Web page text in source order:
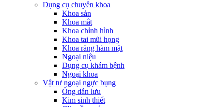
Dụng cụ chuyên khoa
Khoa sản
Khoa mắt
Khoa chỉnh hình
Khoa tai mũi họng
Khoa răng hàm mặt
Ngoại niệu
Dụng cụ khám bệnh
Ngoại khoa
Vật tư ngoại ngực bụng
Ống dẫn lưu
Kim sinh thiết